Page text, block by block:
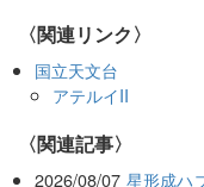
〈関連リンク〉
国立天文台
アテルイII
関連記事
2026/08/07 星形成ハ